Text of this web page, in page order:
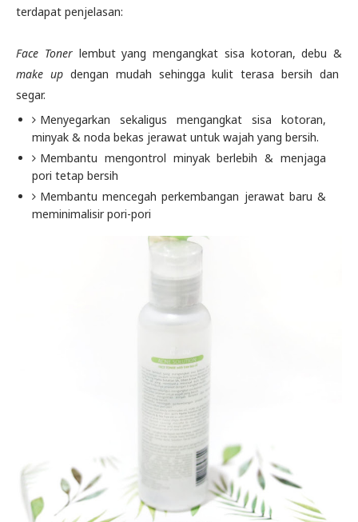
terdapat penjelasan:
Face Tonerlembut yang mengangkat sisa kotoran, debu &
make up dengan mudah sehingga kulit terasa bersih dan
segar.
Menyegarkan sekaligus mengangkat sisa kotoran,
minyak & noda bekas jerawat untuk wajah yang bersih.
Membantu mengontrol minyak berlebih & menjaga
pori tetap bersih
Membantu mencegah perkembangan jerawat baru &
meminimalisir pori-pori